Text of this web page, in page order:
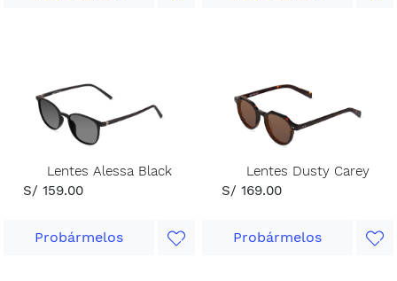
Lentes Alessa Black
S/ 159.00
Probármelos
Lentes Dusty Carey
S/ 169.00
Probármelos